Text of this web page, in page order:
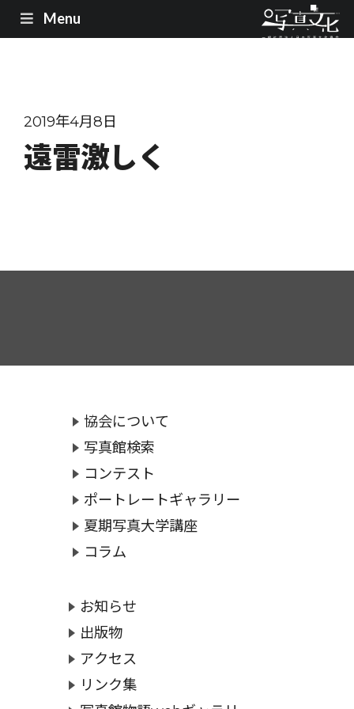
Menu
2019年4月8日
遠雷激しく
協会について
写真館検索
コンテスト
ポートレートギャラリー
夏期写真大学講座
コラム
お知らせ
出版物
アクセス
リンク集